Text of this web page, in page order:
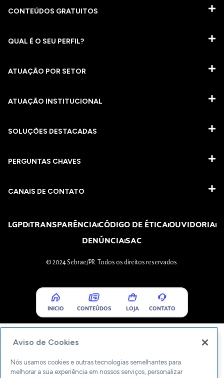
CONTEÚDOS GRATUITOS
QUAL É O SEU PERFIL?
ATUAÇÃO POR SETOR
ATUAÇÃO INSTITUCIONAL
SOLUÇÕES DESTACADAS
PERGUNTAS CHAVES​
CANAIS DE CONTATO
LGPDTRANSPARÊNCIACÓDIGO DE ÉTICAOUVIDORIA
DENÚNCIASAC
© 2024 Sebrae/PR. Todos os direitos reservados.
INICIO CONTEÚDOS LOJA CONTATO
Aviso de Cookies
Nós usamos cookies e outras tecnologias semelhantes para
melhorar a sua experiência em nossos serviços, personalizar